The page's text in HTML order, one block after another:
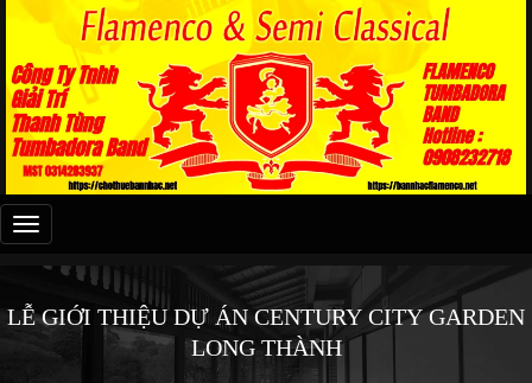
Đây
là
menu
LỄ GIỚI THIỆU DỰ ÁN CENTURY CITY GARDEN
LONG THÀNH